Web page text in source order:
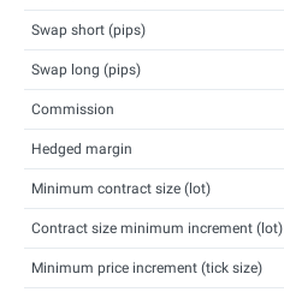
Swap short (pips)
Swap long (pips)
Commission
Hedged margin
Minimum contract size (lot)
Contract size minimum increment (lot)
Minimum price increment (tick size)